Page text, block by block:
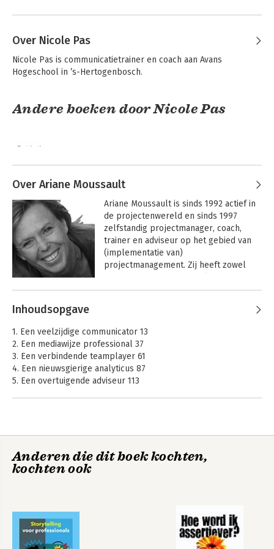
Over Nicole Pas
Nicole Pas is communicatietrainer en coach aan Avans
Hogeschool in ’s-Hertogenbosch.
Andere boeken door Nicole Pas
Basisboek
communiceren
Bekijk alle boeken
Over Ariane Moussault
Ariane Moussault is sinds 1992 actief in
de projectenwereld en sinds 1997
zelfstandig projectmanager, coach,
trainer en adviseur op het gebied van
(implementatie van)
projectmanagement. Zij heeft zowel
bedrijfsleven met het succesvol
Andere boeken door Ariane
Moussault
Wegwijzer voor
Inhoudsopgave
1. Een veelzijdige communicator 13
2. Een mediawijze professional 37
3. Een verbindende teamplayer 61
4. Een nieuwsgierige analyticus 87
5. Een overtuigende adviseur 113
Illustratieverantwoording 260
Anderen die dit boek kochten,
kochten ook